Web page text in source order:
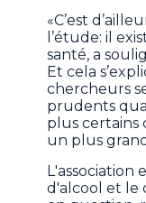
«C’est
l’étude: il
santé, a
Et cela
chercheurs
prudents
plus certains
un plus
L'association
d'alcool et le